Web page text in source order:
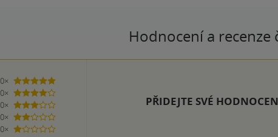
Hodnocení a recenze
0×
5 hvězdiček
0×
4 hvězdičky
0×
3 hvězdičky
0×
2 hvězdičky
0×
1 hvezdička
PŘIDEJTE SVÉ